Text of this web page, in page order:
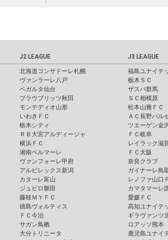
J2 LEAGUE
北海道コンサドーレ札幌
ヴァンラーレ八戸
ベガルタ仙台
ブラウブリッツ秋田
モンテディオ山形
いわきＦＣ
栃木シティ
ＲＢ大宮アルディージャ
横浜ＦＣ
湘南ベルマーレ
ヴァンフォーレ甲府
アルビレックス新潟
カターレ富山
ジュビロ磐田
藤枝ＭＹＦＣ
徳島ヴォルティス
ＦＣ今治
サガン鳥栖
大分トリニータ
J3 LEAGUE
福島ユナイテ
栃木ＳＣ
ザスパ群馬
ＳＣ相模原
松本山雅ＦＣ
ＡＣ長野パル
ツエーゲン金
ＦＣ岐阜
レイラック滋
ＦＣ大阪
奈良クラブ
ガイナーレ鳥
レノファ山口
カマタマーレ
愛媛ＦＣ
高知ユナイテ
ギラヴァンツ
ロアッソ熊本
鹿児島ユナイ